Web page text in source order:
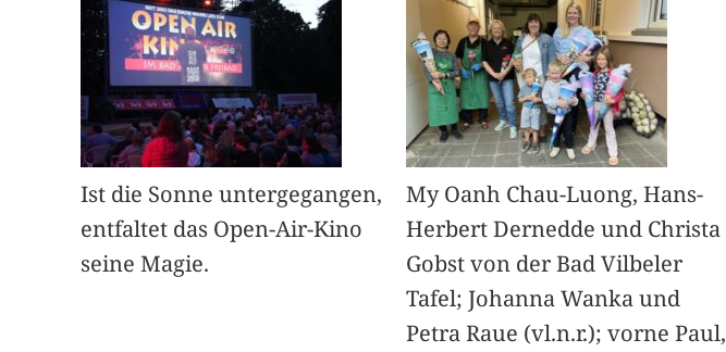
Ist die Sonne untergegangen,
entfaltet das Open-Air-Kino
seine Magie.
My Oanh Chau-Luong, Hans-
Herbert Dernedde und Christa
Gobst von der Bad Vilbeler
Tafel; Johanna Wanka und
Petra Raue (vl.n.r.); vorne Paul,